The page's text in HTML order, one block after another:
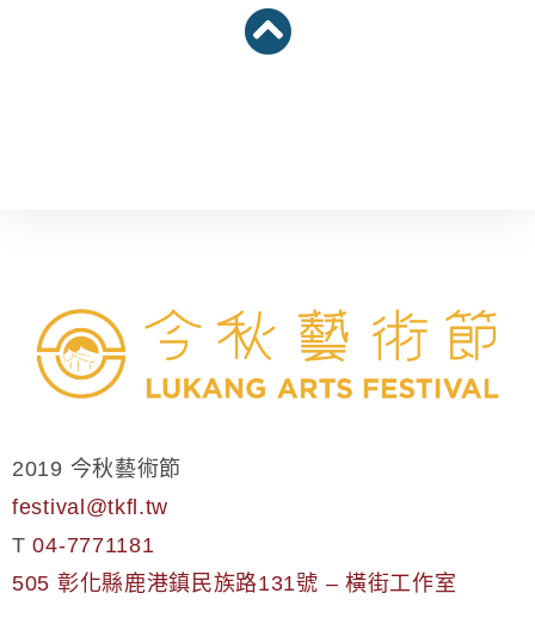
2019 今秋藝術節
festival@tkfl.tw
T04-7771181
505 彰化縣鹿港鎮民族路131號 – 橫街工作室